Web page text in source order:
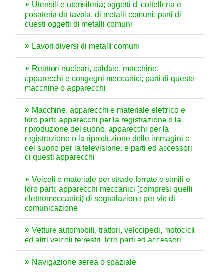
Utensili e utensileria; oggetti di coltelleria e
posateria da tavola, di metalli comuni; parti di
questi oggetti di metalli comuni
Lavori diversi di metalli comuni
Reattori nucleari, caldaie, macchine,
apparecchi e congegni meccanici; parti di queste
macchine o apparecchi
Macchine, apparecchi e materiale elettrico e
loro parti; apparecchi per la registrazione o la
riproduzione del suono, apparecchi per la
registrazione o la riproduzione delle immagini e
del suono per la televisione, e parti ed accessori
di questi apparecchi
Veicoli e materiale per strade ferrate o simili e
loro parti; apparecchi meccanici (compresi quelli
elettromeccanici) di segnalazione per vie di
comunicazione
Vetture automobili, trattori, velocipedi, motocicli
ed altri veicoli terrestri, loro parti ed accessori
Navigazione aerea o spaziale